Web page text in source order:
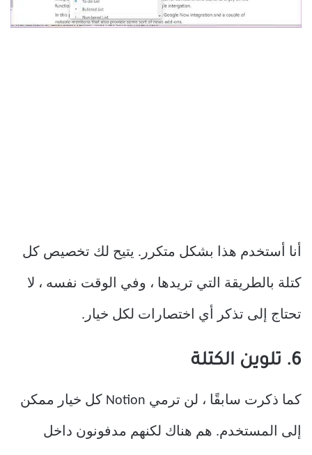
أنا أستخدم هذا بشكل متكرر. يتيح لك تخصيص كل
كتلة بالطريقة التي تريدها ، وفي الوقت نفسه ، لا
تحتاج إلى تذكر أي اختصارات لكل خيار.
6. تلوين الكتلة
كما ذكرت سابقًا ، لن ترمي Notion كل خيار ممكن
إلى المستخدم. هم هناك لكنهم مدفونون داخل